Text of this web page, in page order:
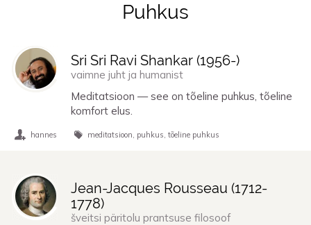
Tsitaadid teemal puhkus
Puhkus
Sri Sri Ravi Shankar (1956-)
vaimne juht ja humanist
Meditatsioon — see on tõeline puhkus, tõeline
komfort elus.
hannes meditatsioon puhkus tõeline puhkus
Jean-Jacques Rousseau (1712-
1778)
šveitsi päritolu prantsuse filosoof